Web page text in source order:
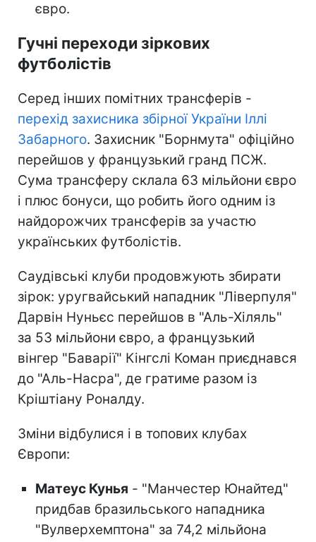
євро.
Гучні переходи зіркових
футболістів
Серед інших помітних трансферів -
перехід захисника збірної України Іллі
Забарного. Захисник "Борнмута" офіційно
перейшов у французький гранд ПСЖ.
Сума трансферу склала 63 мільйони євро
і плюс бонуси, що робить його одним із
найдорожчих трансферів за участю
українських футболістів.
Саудівські клуби продовжують збирати
зірок: уругвайський нападник "Ліверпуля"
Дарвін Нуньєс перейшов в "Аль-Хіляль"
за 53 мільйони євро, а французький
вінгер "Баварії" Кінгслі Коман приєднався
до "Аль-Насра", де гратиме разом із
Кріштіану Роналду.
Зміни відбулися і в топових клубах
Європи:
Матеус Кунья - "Манчестер Юнайтед"
придбав бразильського нападника
"Вулверхемптона" за 74,2 мільйона